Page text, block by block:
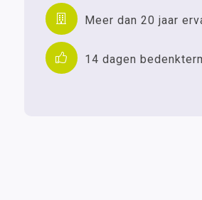
Meer dan 20 jaar
14 dagen